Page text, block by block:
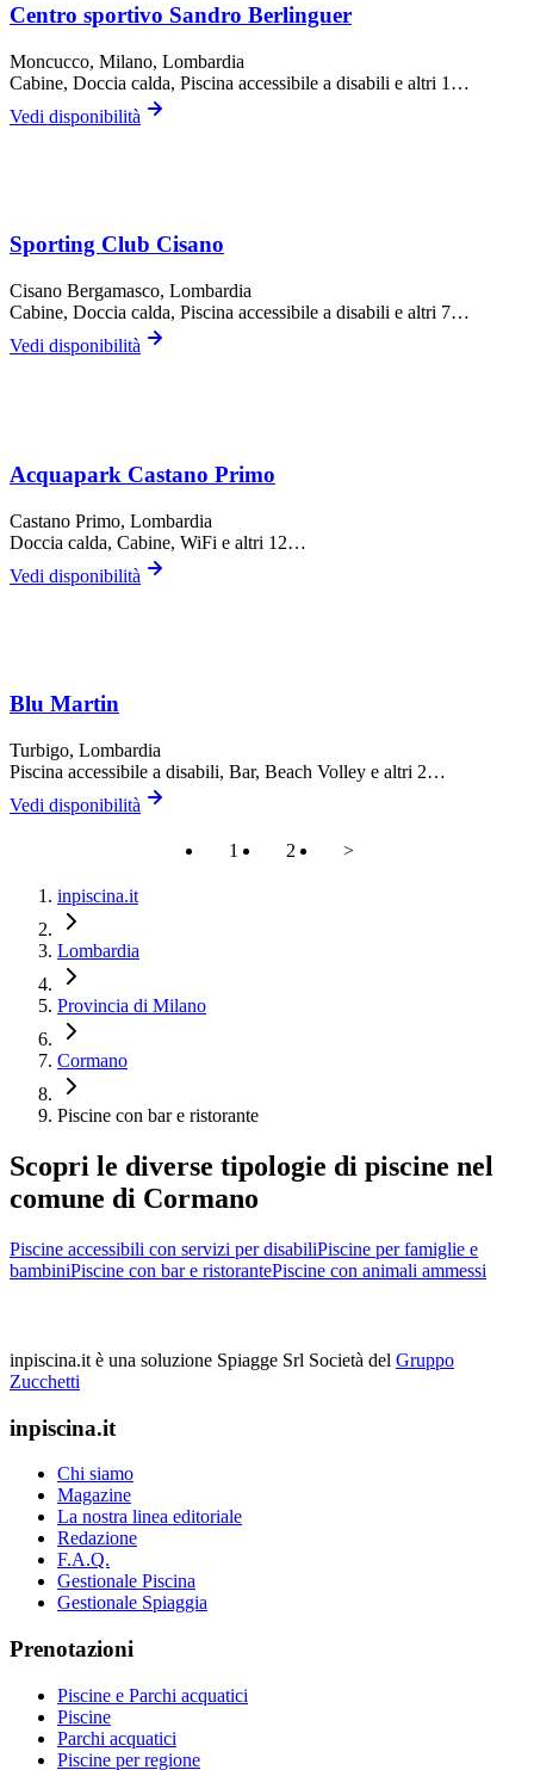
Centro sportivo Sandro Berlinguer
Moncucco, Milano, Lombardia
Cabine, Doccia calda, Piscina accessibile a disabili e altri 1…
Vedi disponibilità
Sporting Club Cisano
Cisano Bergamasco, Lombardia
Cabine, Doccia calda, Piscina accessibile a disabili e altri 7…
Vedi disponibilità
Acquapark Castano Primo
Castano Primo, Lombardia
Doccia calda, Cabine, WiFi e altri 12…
Vedi disponibilità
Blu Martin
Turbigo, Lombardia
Piscina accessibile a disabili, Bar, Beach Volley e altri 2…
Vedi disponibilità
1 2 >
inpiscina.it
Lombardia
Provincia di Milano
Cormano
Piscine con bar e ristorante
Scopri le diverse tipologie di piscine nel
comune di Cormano
Piscine accessibili con servizi per disabiliPiscine per famiglie e
bambiniPiscine con bar e ristorantePiscine con animali ammessi
inpiscina.it è una soluzione Spiagge Srl Società del Gruppo
Zucchetti
inpiscina.it
Chi siamo
Magazine
La nostra linea editoriale
Redazione
F.A.Q.
Gestionale Piscina
Gestionale Spiaggia
Prenotazioni
Piscine e Parchi acquatici
Piscine
Parchi acquatici
Piscine per regione